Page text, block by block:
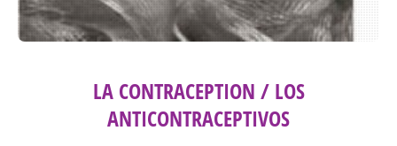
LA CONTRACEPTION / LOS
ANTICONTRACEPTIVOS